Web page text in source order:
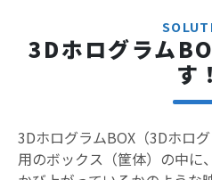
3Dホログラム
す！
3DホログラムBOX（3Dホロ
用のボックス（筐体）の中に